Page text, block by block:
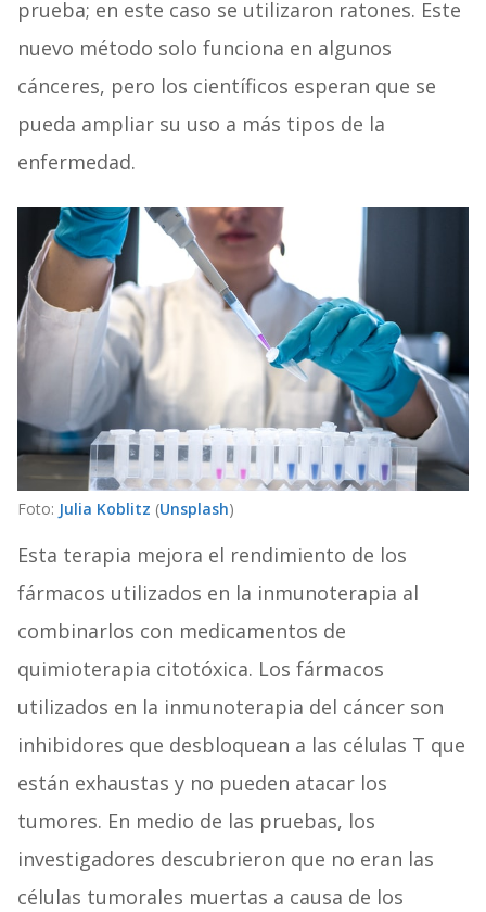
prueba; en este caso se utilizaron ratones. Este
nuevo método solo funciona en algunos
cánceres, pero los científicos esperan que se
pueda ampliar su uso a más tipos de la
enfermedad.
Foto: Julia Koblitz (Unsplash)
Esta terapia mejora el rendimiento de los
fármacos utilizados en la inmunoterapia al
combinarlos con medicamentos de
quimioterapia citotóxica. Los fármacos
utilizados en la inmunoterapia del cáncer son
inhibidores que desbloquean a las células T que
están exhaustas y no pueden atacar los
tumores. En medio de las pruebas, los
investigadores descubrieron que no eran las
células tumorales muertas a causa de los